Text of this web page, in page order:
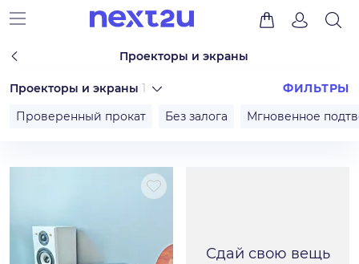
Проекторы и экраны
Проекторы и экраны 1
ФИЛЬТРЫ
Проверенный прокат
Без залога Мгновенное
Сдай свою вещь